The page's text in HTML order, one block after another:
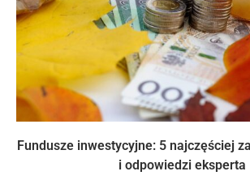
Fundusze inwestycyjne: 5 najczęściej
i odpowiedzi eksperta